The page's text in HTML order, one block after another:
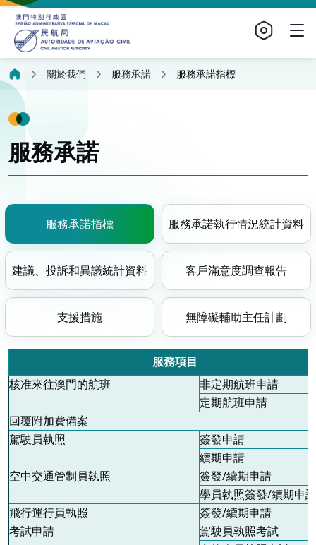
關於我們 服務承諾 服務承諾指標
服務承諾
服務承諾指標 服務承諾執行情況統計資料
建議、投訴和異議統計資料 客戶滿意度調查報告
支援措施 無障礙輔助主任計劃
服務項目
核准來往澳門的航班
非定期航班申請
定期航班申請
回覆附加費備案
駕駛員執照
簽發申請
續期申請
空中交通管制員執照
簽發/續期申請
學員執照簽發/續期申請
飛行運行員執照
簽發/續期申請
考試申請
駕駛員執照考試